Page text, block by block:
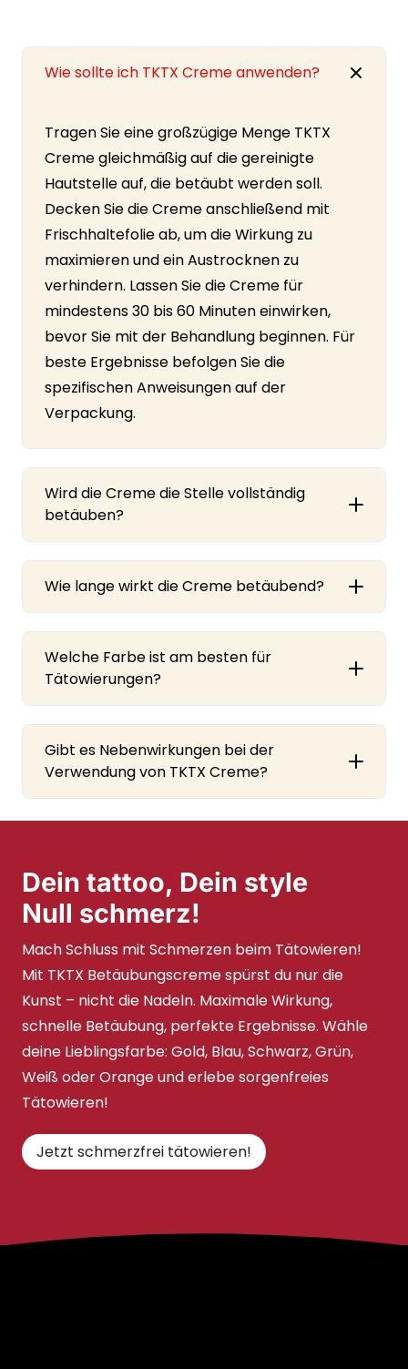
Wie sollte ich TKTX Creme anwenden?
Tragen Sie eine großzügige Menge TKTX
Creme gleichmäßig auf die gereinigte
Hautstelle auf, die betäubt werden soll.
Decken Sie die Creme anschließend mit
Frischhaltefolie ab, um die Wirkung zu
maximieren und ein Austrocknen zu
verhindern. Lassen Sie die Creme für
mindestens 30 bis 60 Minuten einwirken,
bevor Sie mit der Behandlung beginnen. Für
beste Ergebnisse befolgen Sie die
spezifischen Anweisungen auf der
Verpackung.
Wird die Creme die Stelle vollständig
betäuben?
Wie lange wirkt die Creme betäubend?
Welche Farbe ist am besten für
Tätowierungen?
Gibt es Nebenwirkungen bei der
Verwendung von TKTX Creme?
Dein tattoo, Dein style
Null schmerz!
Mach Schluss mit Schmerzen beim Tätowieren!
Mit TKTX Betäubungscreme spürst du nur die
Kunst – nicht die Nadeln. Maximale Wirkung,
schnelle Betäubung, perfekte Ergebnisse. Wähle
deine Lieblingsfarbe: Gold, Blau, Schwarz, Grün,
Weiß oder Orange und erlebe sorgenfreies
Tätowieren!
Jetzt schmerzfrei tätowieren!